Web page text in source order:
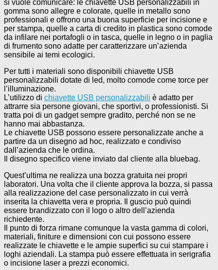
si vuole comunicare: le chiavette USB personalizzabili in
gomma sono allegre e colorate, quelle in metallo sono
professionali e offrono una buona superficie per incisione e
per stampa, quelle a carta di credito in plastica sono comode
da infilare nei portafogli o in tasca, quelle in legno o in paglia
di frumento sono adatte per caratterizzare un’azienda
sensibile ai temi ecologici.
Per tutti i materiali sono disponibili chiavette USB
personalizzabili dotate di led, molto comode come torce per
l’illuminazione.
L’utilizzo di chiavette USB personalizzabili è adatto per
attrarre sia persone giovani, che sportivi, o professionisti. Si
tratta poi di un gadget sempre gradito, perché non se ne
hanno mai abbastanza.
Le chiavette USB possono essere personalizzate anche a
partire da un disegno ad hoc, realizzato e condiviso
dall’azienda che le ordina.
Il disegno specifico viene inviato dal cliente alla bluebag.
Quest’ultima ne realizza una bozza gratuita nei propri
laboratori. Una volta che il cliente approva la bozza, si passa
alla realizzazione del case personalizzato in cui verrà
inserita la chiavetta vera e propria. Il guscio può quindi
essere brandizzato con il logo o altro dell’azienda
richiedente.
Il punto di forza rimane comunque la vasta gamma di colori,
materiali, finiture e dimensioni con cui possono essere
realizzate le chiavette e le ampie superfici su cui stampare i
loghi aziendali. La stampa può essere effettuata in serigrafia
o incisione laser a prezzi economici.